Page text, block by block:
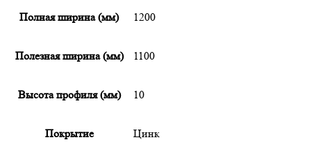
Полная ширина (мм) 1200
Полезная ширина (мм) 1100
Высота профиля (мм) 10
Покрытие Цинк